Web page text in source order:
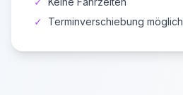
✓
Terminverschiebung möglich